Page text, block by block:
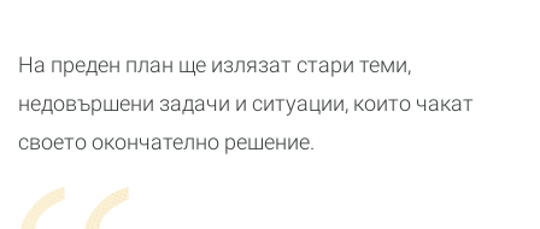
На преден план ще излязат стари теми,
недовършени задачи и ситуации, които чакат
своето окончателно решение.